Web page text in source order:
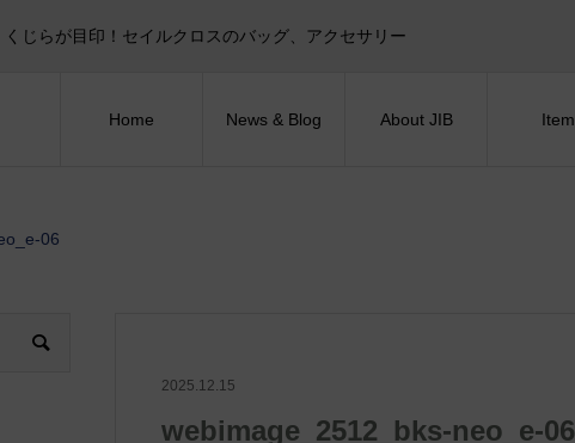
じらが目印！セイルクロスのバッグ、アクセサリー
Home News & Blog About JIB Item
06
2025.12.15
webimage_2512_bks-neo_e-06